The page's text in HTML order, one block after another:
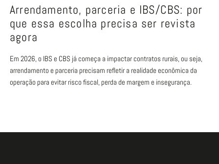
Arrendamento, parceria e IBS/CBS: por
que essa escolha precisa ser revista
agora
Em 2026, o IBS e CBS já começa a impactar contratos rurais, ou seja,
arrendamento e parceria precisam refletir a realidade econômica da
operação para evitar risco fiscal, perda de margem e insegurança.